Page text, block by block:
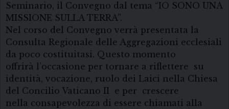
Seminario, il Convegno dal tema “IO SONO UNA
MISSIONE SULLA TERRA”.
Nel corso del Convegno verrà presentata la
Consulta Regionale delle Aggregazioni ecclesiali
da poco costituitasi. Questo momento
offrirà l’occasione per tornare a riflettere su
identità, vocazione, ruolo dei Laici nella Chiesa
del Concilio Vaticano II e per crescere
nella consapevolezza di essere chiamati alla